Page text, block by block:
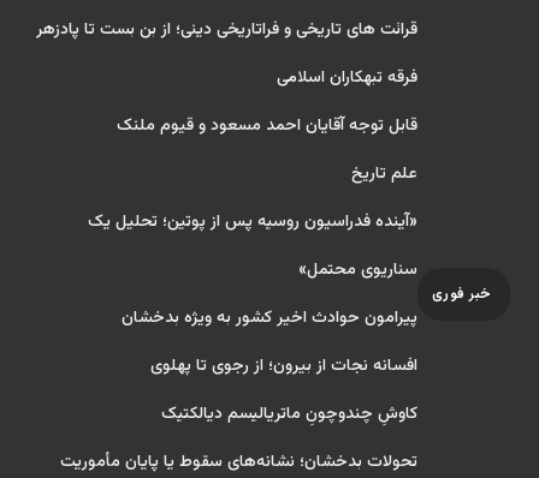
خبر فوری
قرائت های تاریخی و فراتاریخی دینی؛ از بن بست تا پادزهر
فرقه تبهکاران اسلامی
قابل توجه آقایان احمد مسعود و قیوم ملنک
علم تاریخ
«آینده فدراسیون روسیه پس از پوتین؛ تحلیل یک
سناریوی محتمل»
پیرامون حوادث اخیر کشور به ویژه بدخشان
افسانه نجات از بیرون؛ از رجوی تا پهلوی
کاوشِ چندو‌چونِ ماتریالیسم دیالکتیک
تحولات بدخشان؛ نشانه‌های سقوط یا پایان مأموریت